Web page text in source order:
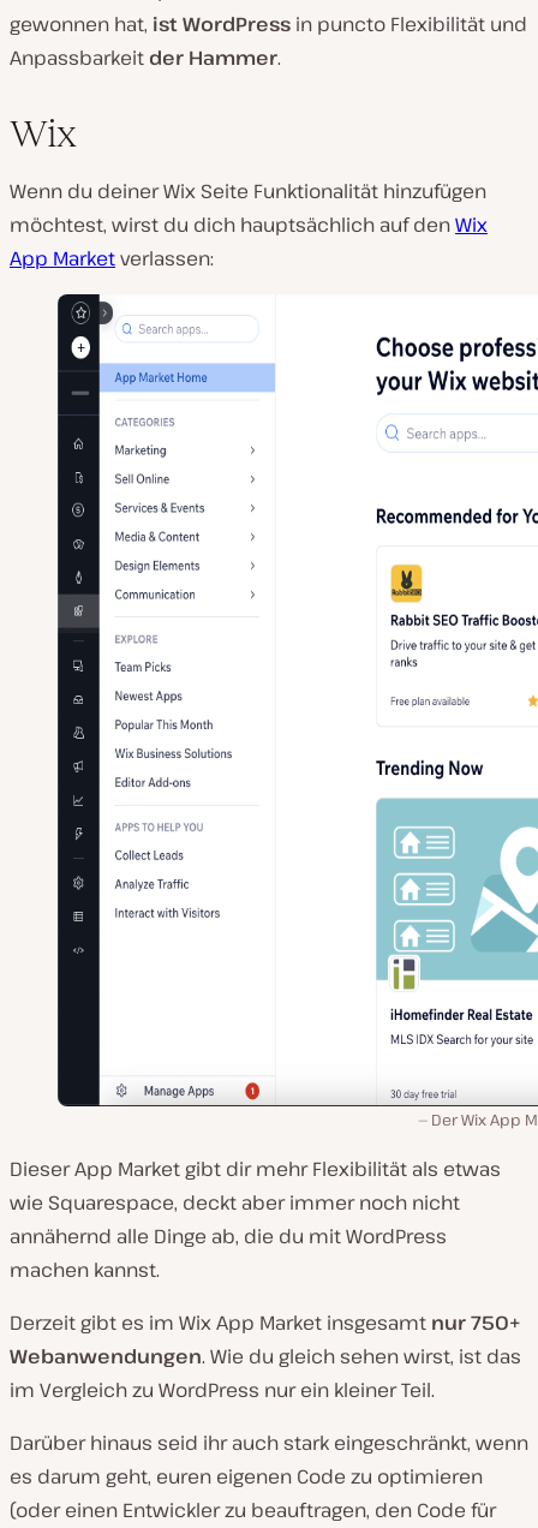
gewonnen hat, ist WordPress in puncto Flexibilität und
Anpassbarkeit der Hammer.
Wix
Wenn du deiner Wix Seite Funktionalität hinzufügen
möchtest, wirst du dich hauptsächlich auf denWix
App Marketverlassen:
Der Wix App
Dieser App Market gibt dir mehr Flexibilität als etwas
wie Squarespace, deckt aber immer noch nicht
annähernd alle Dinge ab, die du mit WordPress
machen kannst.
Derzeit gibt es im Wix App Market insgesamt nur 750+
Webanwendungen. Wie du gleich sehen wirst, ist das
im Vergleich zu WordPress nur ein kleiner Teil.
Darüber hinaus seid ihr auch stark eingeschränkt, wenn
es darum geht, euren eigenen Code zu optimieren
(oder einen Entwickler zu beauftragen, den Code für